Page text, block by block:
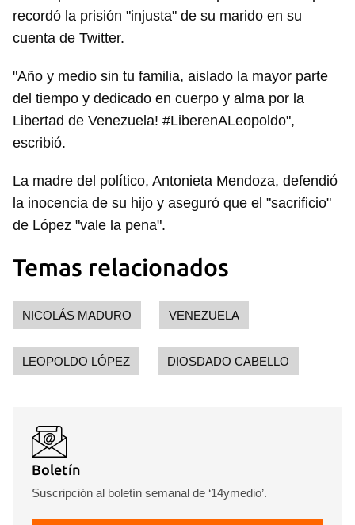
iniciar sesión con tu cuenta de 14ymedio.
recordó la prisión "injusta" de su marido en su
cuenta de Twitter.
"Año y medio sin tu familia, aislado la mayor parte
del tiempo y dedicado en cuerpo y alma por la
Libertad de Venezuela! #LiberenALeopoldo",
escribió.
La madre del político, Antonieta Mendoza, defendió
la inocencia de su hijo y aseguró que el "sacrificio"
de López "vale la pena".
Temas relacionados
NICOLÁS MADURO VENEZUELA
LEOPOLDO LÓPEZ DIOSDADO CABELLO
Boletín
Suscripción al boletín semanal de ‘14ymedio’.